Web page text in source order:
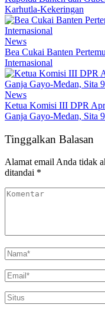
Karhutla-Kekeringan
News
Bea Cukai Banten
Internasional
News
Ketua Komisi III DPR
Ganja Gayo-Medan, Sita
Tinggalkan Balasan
Alamat email Anda tidak
ditandai *